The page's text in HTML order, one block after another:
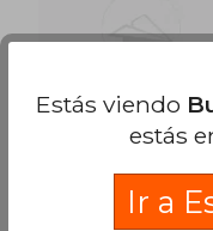
Baja Como Causa
Finalizacion
Estás viendo
estás
Ir a